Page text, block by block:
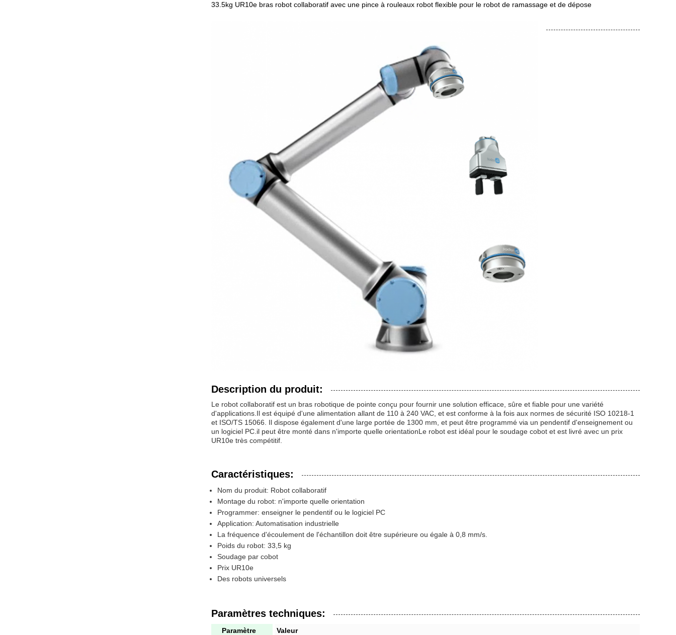
33.5kg UR10e bras robot collaboratif avec une pince à rouleaux robot flexible pour le robot de ramassage et de dépose
Description du produit:
Le robot collaboratif est un bras robotique de pointe conçu pour fournir une solution efficace, sûre et fiable pour une variété
d'applications.Il est équipé d'une alimentation allant de 110 à 240 VAC, et est conforme à la fois aux normes de sécurité ISO 10218-1
et ISO/TS 15066. Il dispose également d'une large portée de 1300 mm, et peut être programmé via un pendentif d'enseignement ou
un logiciel PC.il peut être monté dans n'importe quelle orientationLe robot est idéal pour le soudage cobot et est livré avec un prix
UR10e très compétitif.
Caractéristiques:
Nom du produit: Robot collaboratif
Montage du robot: n'importe quelle orientation
Programmer: enseigner le pendentif ou le logiciel PC
Application: Automatisation industrielle
La fréquence d'écoulement de l'échantillon doit être supérieure ou égale à 0,8 mm/s.
Poids du robot: 33,5 kg
Soudage par cobot
Prix UR10e
Des robots universels
Paramètres techniques:
Paramètre
Valeur